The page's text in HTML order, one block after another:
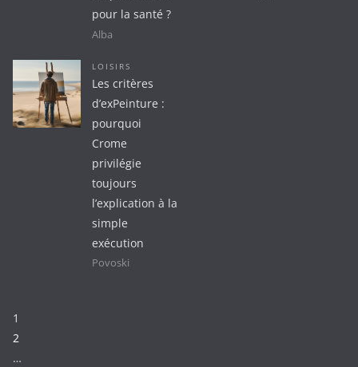
pour la santé ?
Alba
LOISIRS
Les critères
d’exPeinture :
pourquoi
Crome
privilégie
toujours
l’explication à la
simple
exécution
Povoski
1
2
…